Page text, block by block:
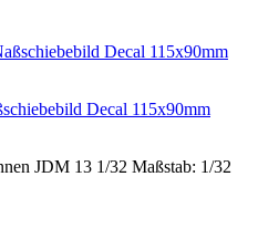
Decal 115x90mm
JDM 13 1/32 Maßstab: 1/32